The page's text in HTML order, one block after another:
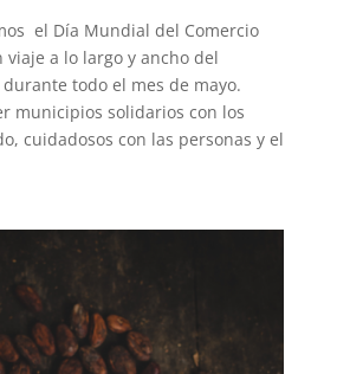
el Día Mundial del Comercio
viaje a lo largo y ancho del
todo el mes de mayo.
municipios solidarios con los
cuidadosos con las personas y el